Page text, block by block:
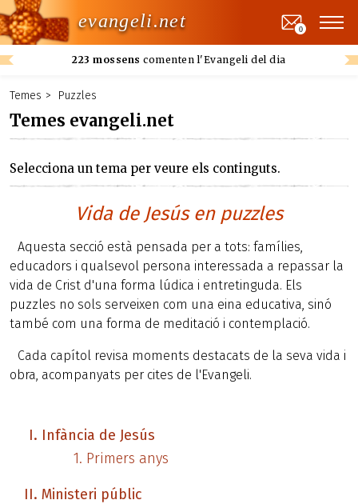
evangeli.net
223 mossens comenten l'Evangeli del dia
0
Temes Puzzles
Temes evangeli.net
Selecciona un tema per veure els continguts.
Vida de Jesús en puzzles
Aquesta secció està pensada per a tots: famílies,
educadors i qualsevol persona interessada a repassar la
vida de Crist d'una forma lúdica i entretinguda. Els
puzzles no sols serveixen com una eina educativa, sinó
també com una forma de meditació i contemplació.
Cada capítol revisa moments destacats de la seva vida i
obra, acompanyats per cites de l'Evangeli.
Infància de Jesús
Primers anys
Ministeri públic